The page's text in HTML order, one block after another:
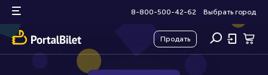
8-800-500-42-62 Выбрать город
Продать